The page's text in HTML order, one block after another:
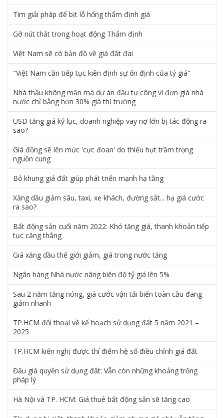
Tìm giải pháp để bịt lỗ hổng thẩm định giá
Gỡ nút thắt trong hoạt động Thẩm định
Việt Nam sẽ có bản đồ về giá đất đai
"Việt Nam cần tiếp tục kiên định sự ổn định của tỷ giá"
Nhà thầu không mặn mà dự án đầu tư công vì đơn giá nhà
nước chỉ bằng hơn 30% giá thị trường
USD tăng giá kỷ lục, doanh nghiệp vay nợ lớn bị tác động ra
sao?
Giá đồng sẽ lên mức 'cực đoan' do thiếu hụt trầm trọng
nguồn cung
Bỏ khung giá đất giúp phát triển mạnh hạ tầng
Xăng dầu giảm sâu, taxi, xe khách, đường sắt... hạ giá cước
ra sao?
Bất động sản cuối năm 2022: Khó tăng giá, thanh khoản tiếp
tục căng thẳng
Giá xăng dầu thế giới giảm, giá trong nước tăng
Ngân hàng Nhà nước nâng biên độ tỷ giá lên 5%
Sau 2 năm tăng nóng, giá cước vận tải biển toàn cầu đang
giảm nhanh
TP.HCM đối thoại về kế hoạch sử dụng đất 5 năm 2021 –
2025
TP.HCM kiến nghị được thí điểm hệ số điều chỉnh giá đất
Đấu giá quyền sử dụng đất: Vẫn còn những khoảng trống
pháp lý
Hà Nội và TP. HCM: Giá thuê bất động sản sẽ tăng cao